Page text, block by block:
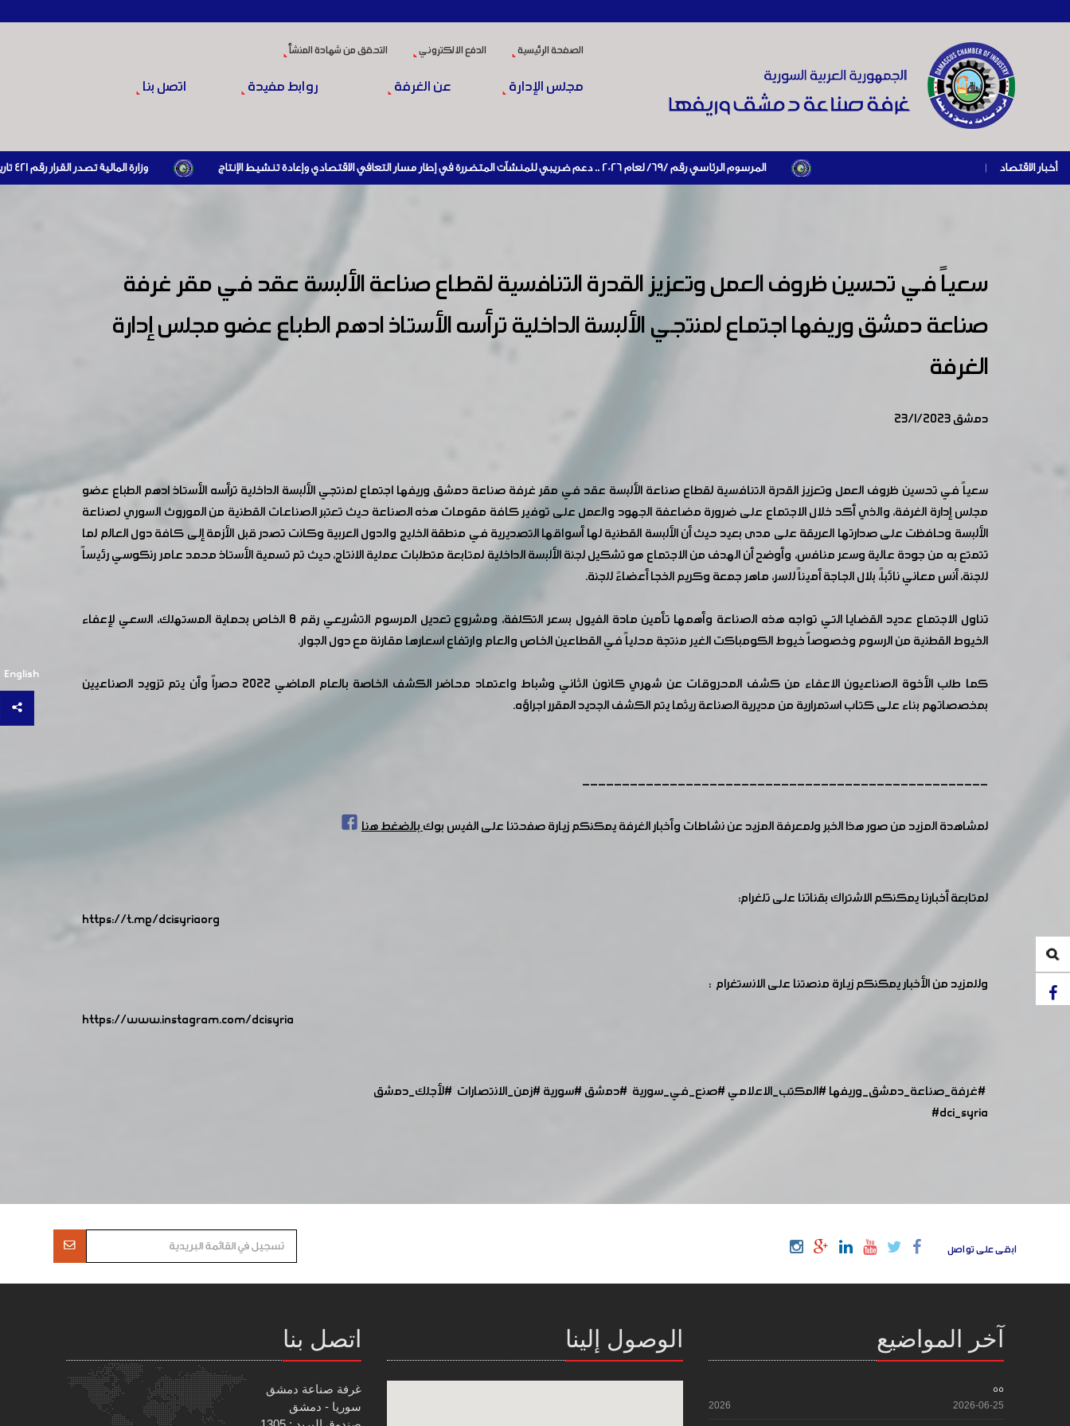
الصفحة الرئيسية الدفع الالكتروني التحقق من شهادة المنشأ
مجلس الإدارة عن الغرفة روابط مفيدة اتصل بنا
أخبار الاقتصاد | المرسوم الرئاسي رقم /69/ لعام 2026 .. دعم ضريبي للمنشآت المتضررة في إطار مسار التعافي الاقتصادي وإعادة تنشيط الإنتاج وزارة المالية تصدر القرار رقم 421 تاريخ 24/3/2026 المتضمن الزام المستوردين بإبراز براءة ذمة مالية سارية صادرة عن الهيئة العامة للضرائب والرسوم أو مديرياتها عند القيام بعمليات الاستيراد
English
سعياً في تحسين ظروف العمل وتعزيز القدرة التنافسية لقطاع صناعة الألبسة عقد في مقر غرفة
صناعة دمشق وريفها اجتماع لمنتجي الألبسة الداخلية ترأسه الأستاذ ادهم الطباع عضو مجلس إدارة
الغرفة
دمشق 23/1/2023
سعياً في تحسين ظروف العمل وتعزيز القدرة التنافسية لقطاع صناعة الألبسة عقد في مقر غرفة صناعة دمشق وريفها اجتماع لمنتجي الألبسة الداخلية ترأسه الأستاذ ادهم الطباع عضو
مجلس إدارة الغرفة، والذي أكد خلال الاجتماع على ضرورة مضاعفة الجهود والعمل على توفير كافة مقومات هذه الصناعة حيث تعتبر الصناعات القطنية من الموروث السوري لصناعة
الألبسة وحافظت على صدارتها العريقة على مدى بعيد حيث أن الألبسة القطنية لها أسواقها التصديرية في منطقة الخليج والدول العربية وكانت تصدر قبل الأزمة إلى كافة دول العالم لما
تتمتع به من جودة عالية وسعر منافس، وأوضح أن الهدف من الاجتماع هو تشكيل لجنة الألبسة الداخلية لمتابعة متطلبات عملية الانتاج، حيث تم تسمية الأستاذ محمد عامر رنكوسي رئيساً
للجنة، أنس معاني نائباً، بلال الجاجة أميناً للسر، ماهر جمعة وكريم الخجا أعضاءً للجنة.
تناول الاجتماع عديد القضايا التي تواجه هذه الصناعة وأهمها تأمين مادة الفيول بسعر التكلفة، ومشروع تعديل المرسوم التشريعي رقم 8 الخاص بحماية المستهلك، السعي لإعفاء
الخيوط القطنية من الرسوم وخصوصاً خيوط الكومباكت الغير منتجة محلياً في القطاعين الخاص والعام وارتفاع اسعارها مقارنة مع دول الجوار.
كما طلب الأخوة الصناعيون الاعفاء من كشف المحروقات عن شهري كانون الثاني وشباط واعتماد محاضر الكشف الخاصة بالعام الماضي 2022 حصراً وأن يتم تزويد الصناعيين
بمخصصاتهم بناء على كتاب استمرارية من مديرية الصناعة ريثما يتم الكشف الجديد المقرر اجراؤه.
---------------------------------------------------
لمشاهدة المزيد من صور هذا الخبر ولمعرفة المزيد عن نشاطات وأخبار الغرفة يمكنكم زيارة صفحتنا على الفيس بوكبالضغط هنا
لمتابعة أخبارنا يمكنكم الاشتراك بقناتنا على تلغرام:
https://t.me/dcisyriaorg
وللمزيد من الأخبار يمكنكم زيارة منصتنا على الانستغرام :
https://www.instagram.com/dcisyria​
#غرفة_صناعة_دمشق_وريفها#المكتب_الاعلامي#صنع_في_سورية #دمشق#سورية#زمن_الانتصارات #لأجلك_دمشق
#dci_syria
ابقى على تواصل
آخر المواضيع
55
2026-06-25
2026
الوصول إلينا اتصل بنا
غرفة صناعة دمشق
سوريا - دمشق